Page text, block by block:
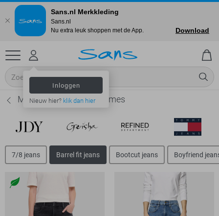
Inloggen
Nieuw hier? klik dan hier
Mac Barrel fit jeans - Dames
7/8 jeans Barrel fit jeans Bootcut jeans Boyfriend
Sans.nl Merkkleding
Sans.nl
Nu extra leuk shoppen met de App.
Download